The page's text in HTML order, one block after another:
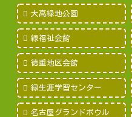
大高緑地公園
緑福祉会館
徳重地区会館
緑生涯学習センター
名古屋グランドボウル